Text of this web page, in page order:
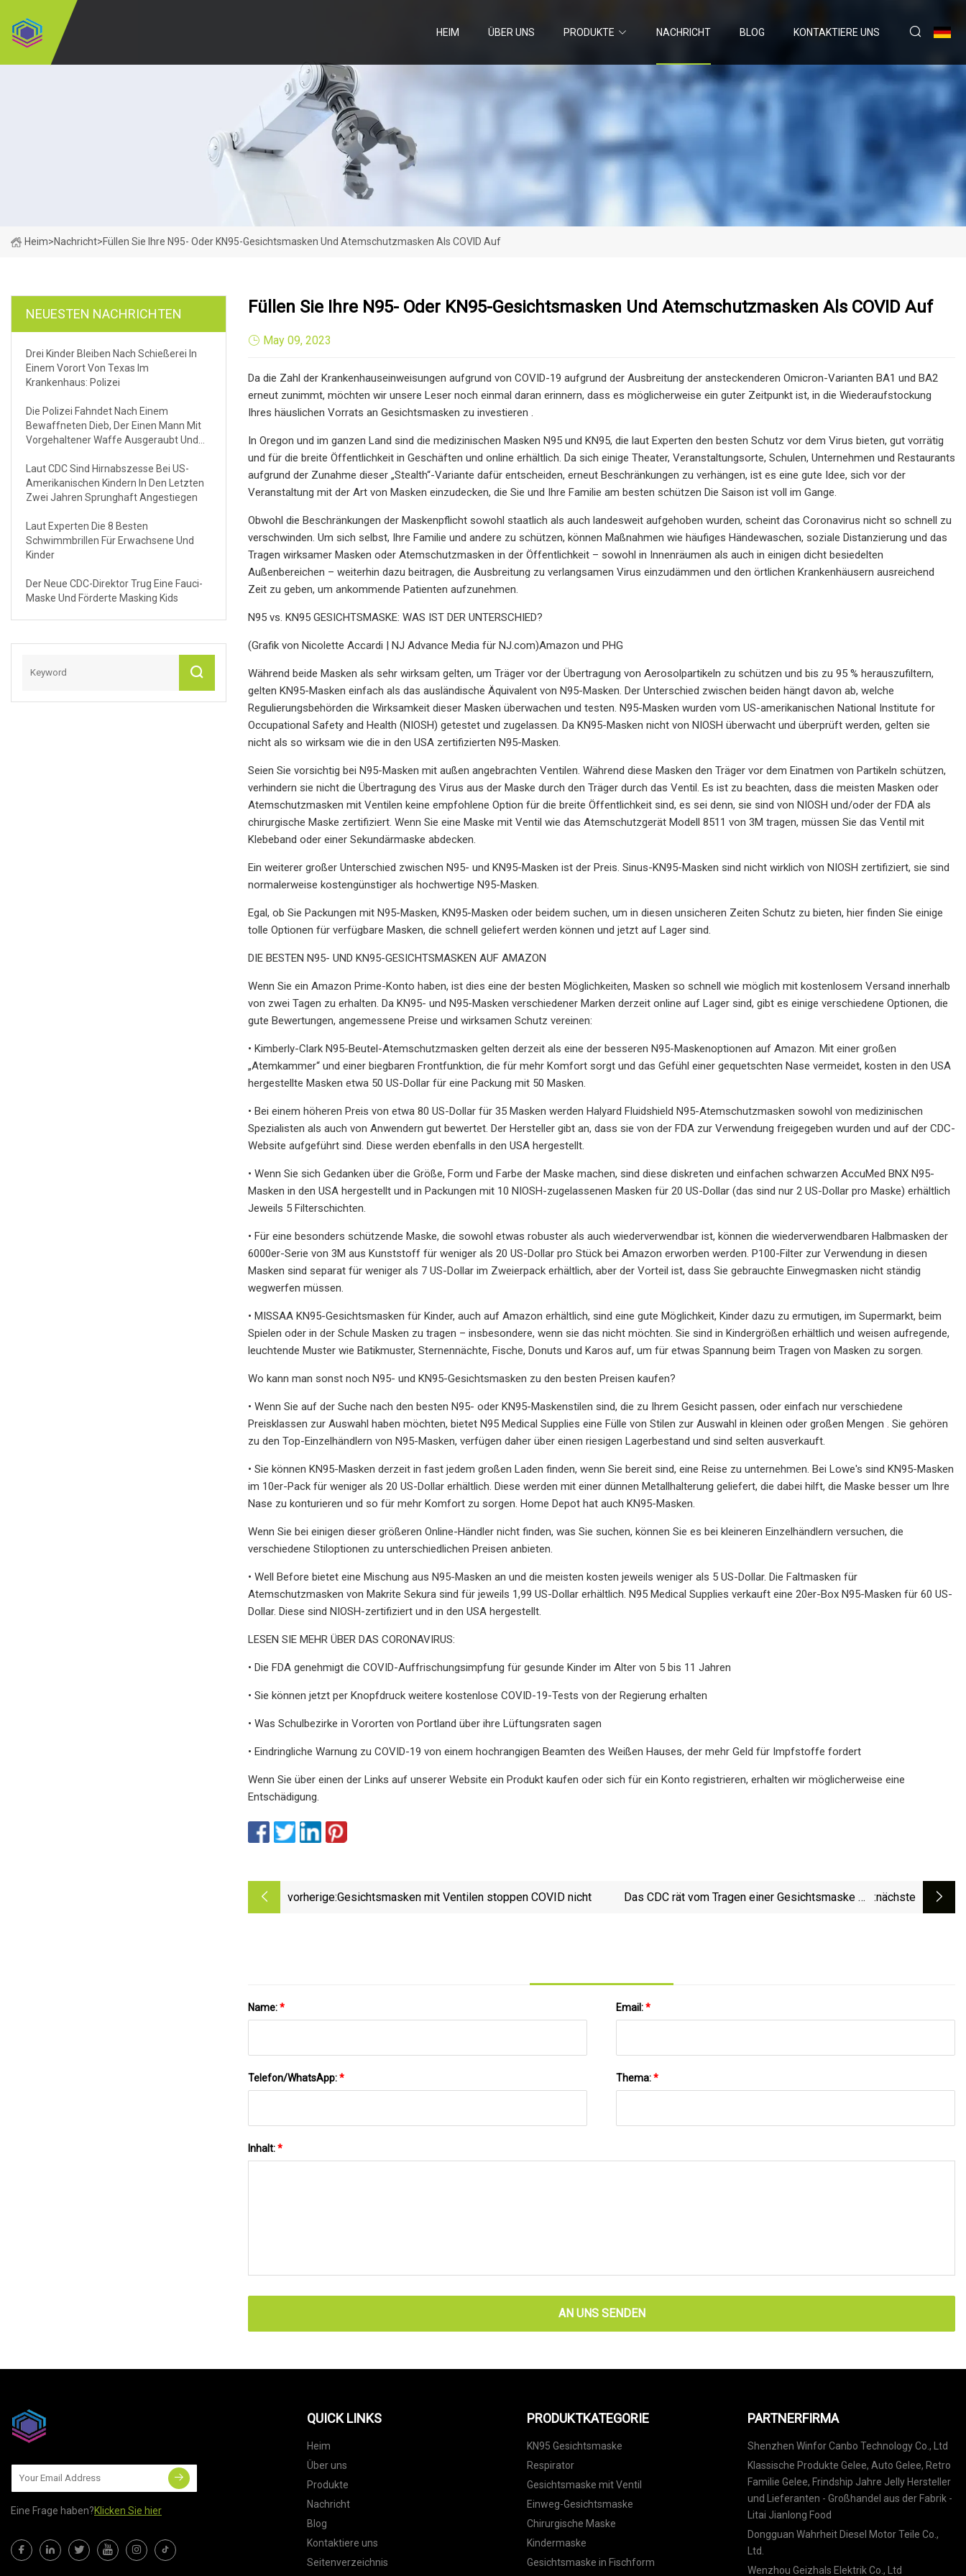
HEIM ÜBER UNS PRODUKTE NACHRICHT BLOG KONTAKTIERE UNS
Heim>Nachricht>Füllen Sie Ihre N95- Oder KN95-Gesichtsmasken Und Atemschutzmasken Als COVID Auf
NEUESTEN NACHRICHTEN
Drei Kinder Bleiben Nach Schießerei In
Einem Vorort Von Texas Im
Krankenhaus: Polizei
Die Polizei Fahndet Nach Einem
Bewaffneten Dieb, Der Einen Mann Mit
Vorgehaltener Waffe Ausgeraubt Und
Hat, Nach Hause Zu Fahren, Um Ihn
Erneut Auszurauben
Laut CDC Sind Hirnabszesse Bei US-
Amerikanischen Kindern In Den Letzten
Zwei Jahren Sprunghaft Angestiegen
Laut Experten Die 8 Besten
Schwimmbrillen Für Erwachsene Und
Kinder
Der Neue CDC-Direktor Trug Eine Fauci-
Maske Und Förderte Masking Kids
Füllen Sie Ihre N95- Oder KN95-Gesichtsmasken Und Atemschutzmasken Als COVID Auf
May 09, 2023
Da die Zahl der Krankenhauseinweisungen aufgrund von COVID-19 aufgrund der Ausbreitung der ansteckenderen Omicron-Varianten BA1 und BA2
erneut zunimmt, möchten wir unsere Leser noch einmal daran erinnern, dass es möglicherweise ein guter Zeitpunkt ist, in die Wiederaufstockung
Ihres häuslichen Vorrats an Gesichtsmasken zu investieren .
In Oregon und im ganzen Land sind die medizinischen Masken N95 und KN95, die laut Experten den besten Schutz vor dem Virus bieten, gut vorrätig
und für die breite Öffentlichkeit in Geschäften und online erhältlich. Da sich einige Theater, Veranstaltungsorte, Schulen, Unternehmen und Restaurants
aufgrund der Zunahme dieser „Stealth“-Variante dafür entscheiden, erneut Beschränkungen zu verhängen, ist es eine gute Idee, sich vor der
Veranstaltung mit der Art von Masken einzudecken, die Sie und Ihre Familie am besten schützen Die Saison ist voll im Gange.
Obwohl die Beschränkungen der Maskenpflicht sowohl staatlich als auch landesweit aufgehoben wurden, scheint das Coronavirus nicht so schnell zu
verschwinden. Um sich selbst, Ihre Familie und andere zu schützen, können Maßnahmen wie häufiges Händewaschen, soziale Distanzierung und das
Tragen wirksamer Masken oder Atemschutzmasken in der Öffentlichkeit – sowohl in Innenräumen als auch in einigen dicht besiedelten
Außenbereichen – weiterhin dazu beitragen, die Ausbreitung zu verlangsamen Virus einzudämmen und den örtlichen Krankenhäusern ausreichend
Zeit zu geben, um ankommende Patienten aufzunehmen.
N95 vs. KN95 GESICHTSMASKE: WAS IST DER UNTERSCHIED?
(Grafik von Nicolette Accardi | NJ Advance Media für NJ.com)Amazon und PHG
Während beide Masken als sehr wirksam gelten, um Träger vor der Übertragung von Aerosolpartikeln zu schützen und bis zu 95 % herauszufiltern,
gelten KN95-Masken einfach als das ausländische Äquivalent von N95-Masken. Der Unterschied zwischen beiden hängt davon ab, welche
Regulierungsbehörden die Wirksamkeit dieser Masken überwachen und testen. N95-Masken wurden vom US-amerikanischen National Institute for
Occupational Safety and Health (NIOSH) getestet und zugelassen. Da KN95-Masken nicht von NIOSH überwacht und überprüft werden, gelten sie
nicht als so wirksam wie die in den USA zertifizierten N95-Masken.
Seien Sie vorsichtig bei N95-Masken mit außen angebrachten Ventilen. Während diese Masken den Träger vor dem Einatmen von Partikeln schützen,
verhindern sie nicht die Übertragung des Virus aus der Maske durch den Träger durch das Ventil. Es ist zu beachten, dass die meisten Masken oder
Atemschutzmasken mit Ventilen keine empfohlene Option für die breite Öffentlichkeit sind, es sei denn, sie sind von NIOSH und/oder der FDA als
chirurgische Maske zertifiziert. Wenn Sie eine Maske mit Ventil wie das Atemschutzgerät Modell 8511 von 3M tragen, müssen Sie das Ventil mit
Klebeband oder einer Sekundärmaske abdecken.
Ein weiterer großer Unterschied zwischen N95- und KN95-Masken ist der Preis. Sinus-KN95-Masken sind nicht wirklich von NIOSH zertifiziert, sie sind
normalerweise kostengünstiger als hochwertige N95-Masken.
Egal, ob Sie Packungen mit N95-Masken, KN95-Masken oder beidem suchen, um in diesen unsicheren Zeiten Schutz zu bieten, hier finden Sie einige
tolle Optionen für verfügbare Masken, die schnell geliefert werden können und jetzt auf Lager sind.
DIE BESTEN N95- UND KN95-GESICHTSMASKEN AUF AMAZON
Wenn Sie ein Amazon Prime-Konto haben, ist dies eine der besten Möglichkeiten, Masken so schnell wie möglich mit kostenlosem Versand innerhalb
von zwei Tagen zu erhalten. Da KN95- und N95-Masken verschiedener Marken derzeit online auf Lager sind, gibt es einige verschiedene Optionen, die
gute Bewertungen, angemessene Preise und wirksamen Schutz vereinen:
• Kimberly-Clark N95-Beutel-Atemschutzmasken gelten derzeit als eine der besseren N95-Maskenoptionen auf Amazon. Mit einer großen
„Atemkammer“ und einer biegbaren Frontfunktion, die für mehr Komfort sorgt und das Gefühl einer gequetschten Nase vermeidet, kosten in den USA
hergestellte Masken etwa 50 US-Dollar für eine Packung mit 50 Masken.
• Bei einem höheren Preis von etwa 80 US-Dollar für 35 Masken werden Halyard Fluidshield N95-Atemschutzmasken sowohl von medizinischen
Spezialisten als auch von Anwendern gut bewertet. Der Hersteller gibt an, dass sie von der FDA zur Verwendung freigegeben wurden und auf der CDC-
Website aufgeführt sind. Diese werden ebenfalls in den USA hergestellt.
• Wenn Sie sich Gedanken über die Größe, Form und Farbe der Maske machen, sind diese diskreten und einfachen schwarzen AccuMed BNX N95-
Masken in den USA hergestellt und in Packungen mit 10 NIOSH-zugelassenen Masken für 20 US-Dollar (das sind nur 2 US-Dollar pro Maske) erhältlich
Jeweils 5 Filterschichten.
• Für eine besonders schützende Maske, die sowohl etwas robuster als auch wiederverwendbar ist, können die wiederverwendbaren Halbmasken der
6000er-Serie von 3M aus Kunststoff für weniger als 20 US-Dollar pro Stück bei Amazon erworben werden. P100-Filter zur Verwendung in diesen
Masken sind separat für weniger als 7 US-Dollar im Zweierpack erhältlich, aber der Vorteil ist, dass Sie gebrauchte Einwegmasken nicht ständig
wegwerfen müssen.
• MISSAA KN95-Gesichtsmasken für Kinder, auch auf Amazon erhältlich, sind eine gute Möglichkeit, Kinder dazu zu ermutigen, im Supermarkt, beim
Spielen oder in der Schule Masken zu tragen – insbesondere, wenn sie das nicht möchten. Sie sind in Kindergrößen erhältlich und weisen aufregende,
leuchtende Muster wie Batikmuster, Sternennächte, Fische, Donuts und Karos auf, um für etwas Spannung beim Tragen von Masken zu sorgen.
Wo kann man sonst noch N95- und KN95-Gesichtsmasken zu den besten Preisen kaufen?
• Wenn Sie auf der Suche nach den besten N95- oder KN95-Maskenstilen sind, die zu Ihrem Gesicht passen, oder einfach nur verschiedene
Preisklassen zur Auswahl haben möchten, bietet N95 Medical Supplies eine Fülle von Stilen zur Auswahl in kleinen oder großen Mengen . Sie gehören
zu den Top-Einzelhändlern von N95-Masken, verfügen daher über einen riesigen Lagerbestand und sind selten ausverkauft.
• Sie können KN95-Masken derzeit in fast jedem großen Laden finden, wenn Sie bereit sind, eine Reise zu unternehmen. Bei Lowe's sind KN95-Masken
im 10er-Pack für weniger als 20 US-Dollar erhältlich. Diese werden mit einer dünnen Metallhalterung geliefert, die dabei hilft, die Maske besser um Ihre
Nase zu konturieren und so für mehr Komfort zu sorgen. Home Depot hat auch KN95-Masken.
Wenn Sie bei einigen dieser größeren Online-Händler nicht finden, was Sie suchen, können Sie es bei kleineren Einzelhändlern versuchen, die
verschiedene Stiloptionen zu unterschiedlichen Preisen anbieten.
• Well Before bietet eine Mischung aus N95-Masken an und die meisten kosten jeweils weniger als 5 US-Dollar. Die Faltmasken für
Atemschutzmasken von Makrite Sekura sind für jeweils 1,99 US-Dollar erhältlich. N95 Medical Supplies verkauft eine 20er-Box N95-Masken für 60 US-
Dollar. Diese sind NIOSH-zertifiziert und in den USA hergestellt.
LESEN SIE MEHR ÜBER DAS CORONAVIRUS:
• Die FDA genehmigt die COVID-Auffrischungsimpfung für gesunde Kinder im Alter von 5 bis 11 Jahren
• Sie können jetzt per Knopfdruck weitere kostenlose COVID-19-Tests von der Regierung erhalten
• Was Schulbezirke in Vororten von Portland über ihre Lüftungsraten sagen
• Eindringliche Warnung zu COVID-19 von einem hochrangigen Beamten des Weißen Hauses, der mehr Geld für Impfstoffe fordert
Wenn Sie über einen der Links auf unserer Website ein Produkt kaufen oder sich für ein Konto registrieren, erhalten wir möglicherweise eine
Entschädigung.
vorherige:Gesichtsmasken mit Ventilen stoppen COVID nicht
Das CDC rät vom Tragen einer Gesichtsmaske mit :nächste
Name:* Email:*
Telefon/WhatsApp:* Thema:*
Inhalt:*
AN UNS SENDEN
Eine Frage haben?Klicken Sie hier
QUICK LINKS
Heim
Über uns
Produkte
Nachricht
Blog
Kontaktiere uns
Seitenverzeichnis
PRODUKTKATEGORIE
KN95 Gesichtsmaske
Respirator
Gesichtsmaske mit Ventil
Einweg-Gesichtsmaske
Chirurgische Maske
Kindermaske
Gesichtsmaske in Fischform
PARTNERFIRMA
Shenzhen Winfor Canbo Technology Co., Ltd
Klassische Produkte Gelee, Auto Gelee, Retro
Familie Gelee, Frindship Jahre Jelly Hersteller
und Lieferanten - Großhandel aus der Fabrik -
Litai Jianlong Food
Dongguan Wahrheit Diesel Motor Teile Co.,
Ltd.
Wenzhou Geizhals Elektrik Co., Ltd